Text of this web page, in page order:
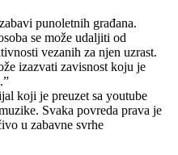
punoletnih građana.
se može udaljiti od
vezanih za njen uzrast.
izazvati zavisnost koju je
koji je preuzet sa youtube
Svaka povreda prava je
u zabavne svrhe